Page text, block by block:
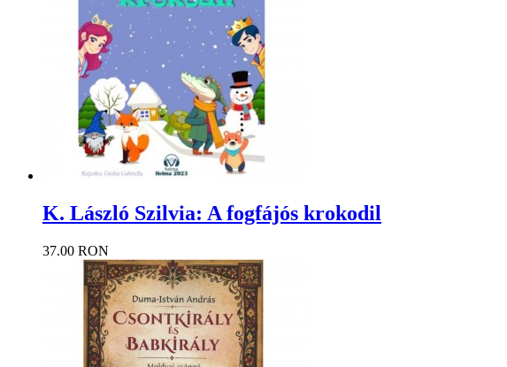
K. László Szilvia: A fogfájós krokodil
37.00 RON